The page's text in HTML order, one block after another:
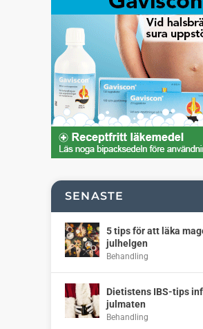
SENASTE
5 tips för att läka
julhelgen
Behandling
Dietistens IBS-tips
julmaten
Behandling